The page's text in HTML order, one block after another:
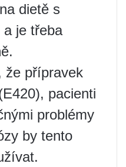
dietě s
je třeba
že přípravek
pacienti
problémy
by tento